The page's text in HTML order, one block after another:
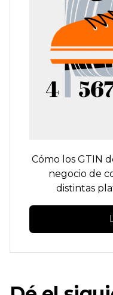
Cómo los GTIN
negocio de
distintas